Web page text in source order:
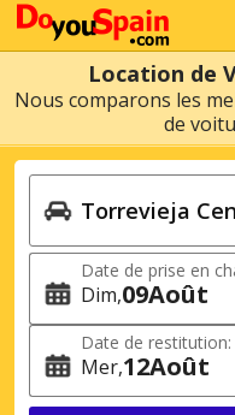
Location de
Nous comparons les
de
Date de prise en
Dim 09Août
Date de restitution:
Mer 12Août